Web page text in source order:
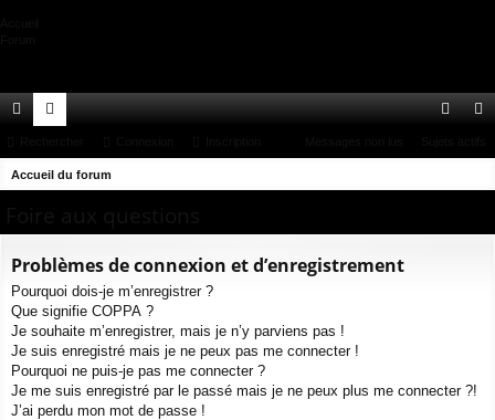
co
s
u
Accueil du forum
Problèmes de connexion et d’enregistrement
Pourquoi dois-je m’enregistrer ?
Que signifie COPPA ?
Je souhaite m’enregistrer, mais je n’y parviens pas !
Je suis enregistré mais je ne peux pas me connecter !
Pourquoi ne puis-je pas me connecter ?
Je me suis enregistré par le passé mais je ne peux plus me connecter ?!
J’ai perdu mon mot de passe !